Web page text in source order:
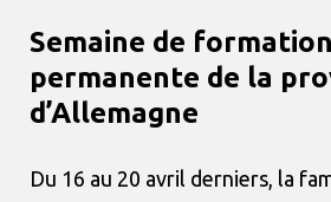
Semaine de formation
permanente de la
d’Allemagne
Du 16 au 20 avril derniers, la